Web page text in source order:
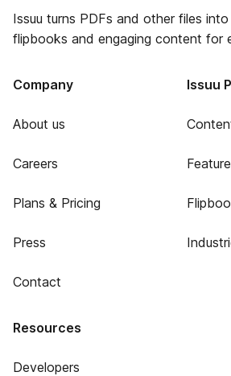
Issuu turns PDFs and other files
flipbooks and engaging content for
Company
About us
Careers
Plans & Pricing
Press
Contact
Issuu
Resources
Developers